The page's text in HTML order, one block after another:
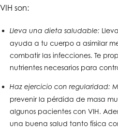
VIH son:
Lleva una dieta saludable:
ayuda a tu cuerpo a asimilar
combatir las infecciones. Te
nutrientes necesarios para
Haz ejercicio con regularidad:
prevenir la pérdida de masa
algunos pacientes con VIH.
una buena salud tanto física